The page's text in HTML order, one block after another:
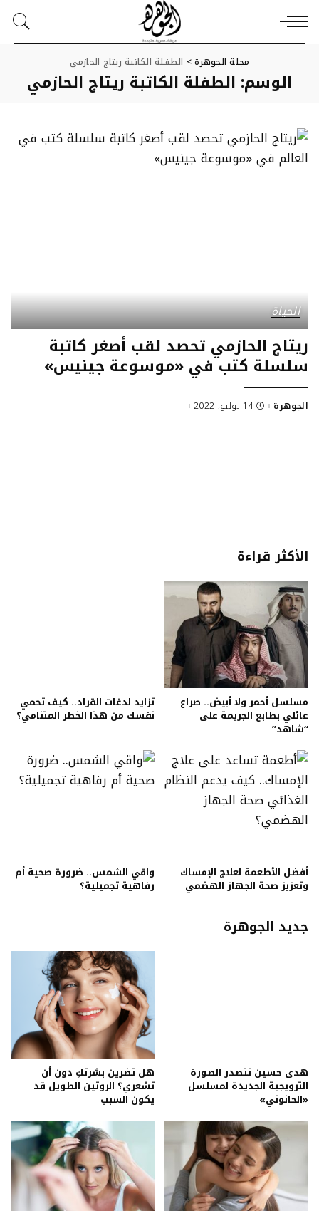
مجلة الجوهرة> الطفلة الكاتبة ريتاج الحازمي
الوسم: الطفلة الكاتبة ريتاج الحازمي
الحياة
ريتاج الحازمي تحصد لقب أصغر كاتبة
سلسلة كتب في «موسوعة جينيس»
الجوهرة 14 يوليو، 2022
الأكثر قراءة
مسلسل أحمر ولا أبيض.. صراع
عائلي بطابع الجريمة على
“شاهد”
تزايد لدغات القراد.. كيف تحمي
نفسك من هذا الخطر المتنامي؟
أفضل الأطعمة لعلاج الإمساك
وتعزيز صحة الجهاز الهضمي
واقي الشمس.. ضرورة صحية أم
رفاهية تجميلية؟
جديد الجوهرة
هدى حسين تتصدر الصورة
الترويجية الجديدة لمسلسل
«الحانوتي»
هل تضرين بشرتكِ دون أن
تشعري؟ الروتين الطويل قد
يكون السبب